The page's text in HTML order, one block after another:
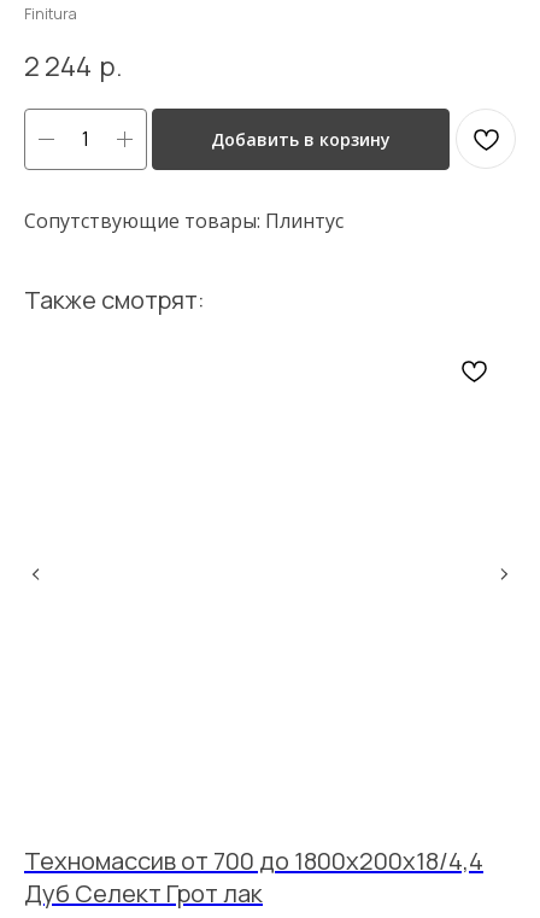
Finitura
2 244 р.
Добавить в корзину
Сопутствующие товары: Плинтус
Также смотрят:
Техномассив от 700 до 1800х200х18/4,4
Дуб Селект Грот лак